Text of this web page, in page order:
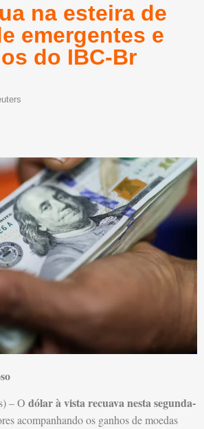
na esteira de
emergentes e
do IBC-Br
– O dólar à vista recuava nesta segunda-
acompanhando os ganhos de moedas